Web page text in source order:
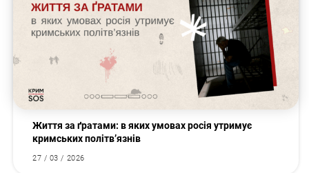
Життя за ґратами: в яких умовах росія утримує
кримських політв’язнів
27 / 03 / 2026